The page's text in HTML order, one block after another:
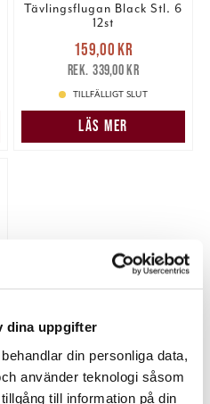
dina uppgifter
behandlar din personliga data,
använder teknologi såsom
till information på din
Tävlingsflugan Black Stl. 6
12st
Nuvarande pris
159,00 krTidigare pris
339,00 kr
159,00 kr
339,00 kr
TILLFÄLLIGT SLUT
LÄS MER